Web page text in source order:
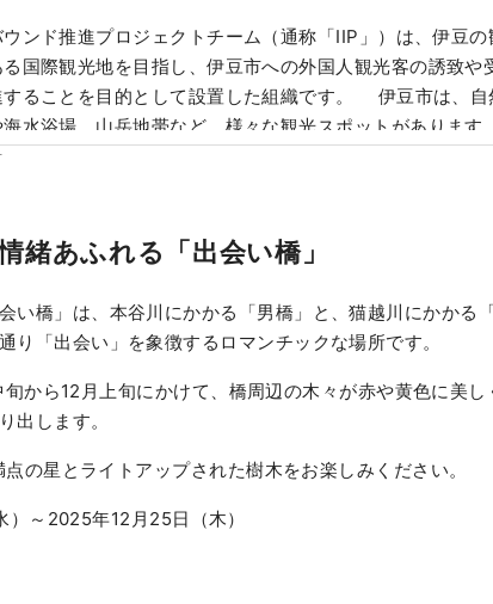
ンド推進プロジェクトチーム（通称「IIP」）は、伊豆の
国際観光地を目指し、伊豆市への外国人観光客の誘致や
することを目的として設置した組織です。 伊豆市は、自
水浴場、山岳地帯など、様々な観光スポットがあります
間とアクセスが良く、日帰り観光や週末旅行にも最適な
禁止します。 カバー画像の利用については、伊豆市観光
緒あふれる「出会い橋」
い橋」は、本谷川にかかる「男橋」と、猫越川にかかる
り「出会い」を象徴するロマンチックな場所です。
から12月上旬にかけて、橋周辺の木々が赤や黄色に美
出します。
の星とライトアップされた樹木をお楽しみください。
）～2025年12月25日（木）